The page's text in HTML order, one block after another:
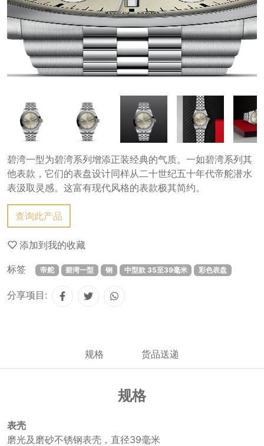
碧湾一型为碧湾系列增添正装经典的气质。一如碧湾系列其
他表款，它们的表盘设计同样从二十世纪五十年代帝舵潜水
表汲取灵感。这富有现代风格的表款极其简约。
查询此产品
添加到我的收藏
标签 帝舵 碧湾一型 钢 中型款 35至39毫米 彩色表盘
分享项目:
规格 货品送递
规格
表壳
磨光及磨砂不锈钢表壳，直径39毫米